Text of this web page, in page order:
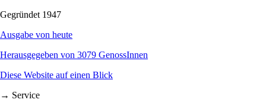
Gegründet 1947
Ausgabe von heute
Herausgegeben von 3079 GenossInnen
Diese Website auf einen Blick
→ Service